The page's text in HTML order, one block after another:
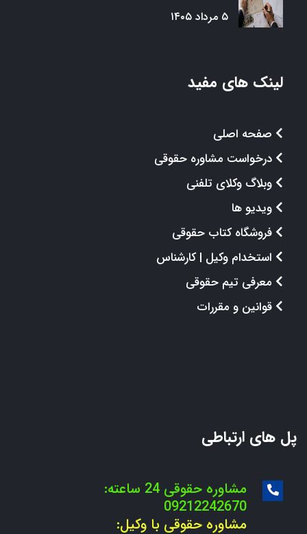
۵ مرداد ۱۴۰۵
لینک های مفید
صفحه اصلی
درخواست مشاوره حقوقی
وبلاگ وکلای تلفنی
ویدیو ها
فروشگاه کتاب حقوقی
استخدام وکیل | کارشناس
معرفی تیم حقوقی
قوانین و مقررات
پل های ارتباطی
مشاوره حقوقی 24 ساعته:
09212242670
مشاوره حقوقی با وکیل: